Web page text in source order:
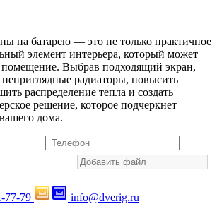
на батарею — это не только практичное
элемент интерьера, который может
помещение. Выбрав подходящий экран,
радиаторы, повысить
распределение тепла и создать
решение, которое подчеркнет
дома.
77-79 info@dverig.ru